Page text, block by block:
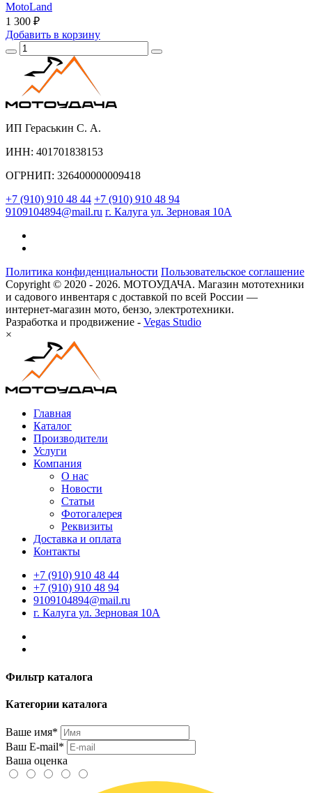
MotoLand
1 300 ₽
Добавить в корзину
ИП Гераськин С. А.
ИНН: 401701838153
ОГРНИП: 326400000009418
+7 (910) 910 48 44 +7 (910) 910 48 94
9109104894@mail.ru г. Калуга ул. Зерновая 10А
Политика конфиденциальности Пользовательское соглашение
Copyright © 2020 - 2026. МОТОУДАЧА. Магазин мототехники
и садового инвентаря с доставкой по всей России —
интернет-магазин мото, бензо, электротехники.
Разработка и продвижение - Vegas Studio
×
Главная
Каталог
Производители
Услуги
Компания
О нас
Новости
Статьи
Фотогалерея
Реквизиты
Доставка и оплата
Контакты
+7 (910) 910 48 44
+7 (910) 910 48 94
9109104894@mail.ru
г. Калуга ул. Зерновая 10А
Фильтр каталога
Категории каталога
Ваше имя*
Ваш E-mail*
Ваша оценка